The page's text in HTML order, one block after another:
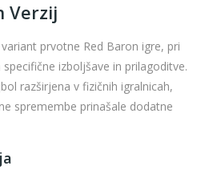
Verzij
prvotne Red Baron igre, pri
izboljšave in prilagoditve.
razširjena v fizičnih igralnicah,
spremembe prinašale dodatne